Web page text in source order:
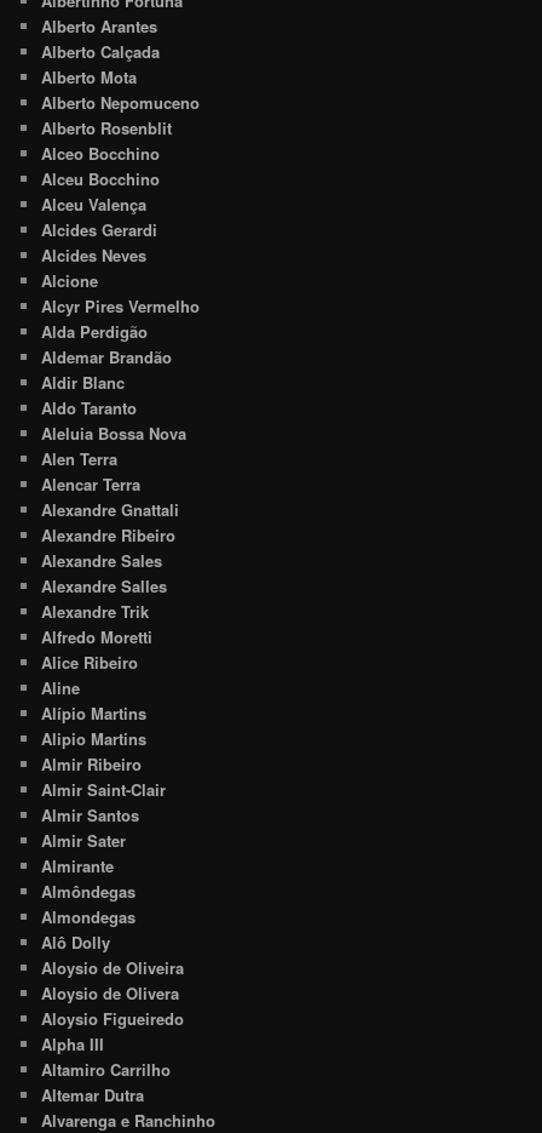
Alberto Arantes
Alberto Calçada
Alberto Mota
Alberto Nepomuceno
Alberto Rosenblit
Alceo Bocchino
Alceu Bocchino
Alceu Valença
Alcides Gerardi
Alcides Neves
Alcione
Alcyr Pires Vermelho
Alda Perdigão
Aldemar Brandão
Aldir Blanc
Aldo Taranto
Aleluia Bossa Nova
Alen Terra
Alencar Terra
Alexandre Gnattali
Alexandre Ribeiro
Alexandre Sales
Alexandre Salles
Alexandre Trik
Alfredo Moretti
Alice Ribeiro
Aline
Alípio Martins
Alipio Martins
Almir Ribeiro
Almir Saint-Clair
Almir Santos
Almir Sater
Almirante
Almôndegas
Almondegas
Alô Dolly
Aloysio de Oliveira
Aloysio de Olivera
Aloysio Figueiredo
Alpha III
Altamiro Carrilho
Altemar Dutra
Alvarenga e Ranchinho